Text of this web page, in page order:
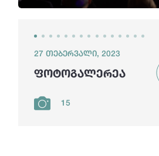
27 თებერვალი, 2023
ფოტოგალერეა
15